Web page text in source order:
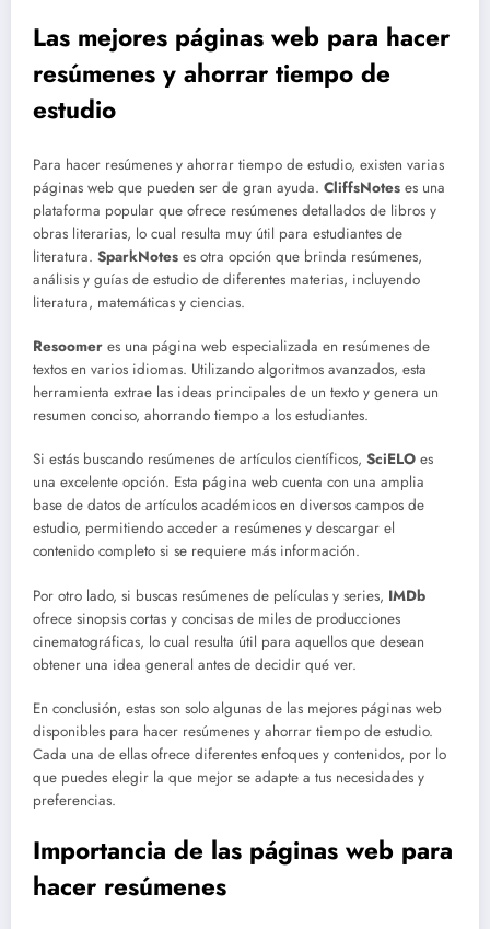
Las mejores páginas web para hacer
resúmenes y ahorrar tiempo de
estudio
Para hacer resúmenes y ahorrar tiempo de estudio, existen varias
páginas web que pueden ser de gran ayuda. CliffsNotes es una
plataforma popular que ofrece resúmenes detallados de libros y
obras literarias, lo cual resulta muy útil para estudiantes de
literatura. SparkNotes es otra opción que brinda resúmenes,
análisis y guías de estudio de diferentes materias, incluyendo
literatura, matemáticas y ciencias.
Resoomer es una página web especializada en resúmenes de
textos en varios idiomas. Utilizando algoritmos avanzados, esta
herramienta extrae las ideas principales de un texto y genera un
resumen conciso, ahorrando tiempo a los estudiantes.
Si estás buscando resúmenes de artículos científicos, SciELO es
una excelente opción. Esta página web cuenta con una amplia
base de datos de artículos académicos en diversos campos de
estudio, permitiendo acceder a resúmenes y descargar el
contenido completo si se requiere más información.
Por otro lado, si buscas resúmenes de películas y series, IMDb
ofrece sinopsis cortas y concisas de miles de producciones
cinematográficas, lo cual resulta útil para aquellos que desean
obtener una idea general antes de decidir qué ver.
En conclusión, estas son solo algunas de las mejores páginas web
disponibles para hacer resúmenes y ahorrar tiempo de estudio.
Cada una de ellas ofrece diferentes enfoques y contenidos, por lo
que puedes elegir la que mejor se adapte a tus necesidades y
preferencias.
Importancia de las páginas web para
hacer resúmenes